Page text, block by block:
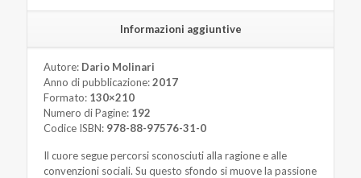
Informazioni aggiuntive
Autore: Dario Molinari
Anno di pubblicazione:2017
Formato: 130×210
Numero di Pagine: 192
Codice ISBN: 978-88-97576-31-0
Il cuore segue percorsi sconosciuti alla ragione e alle
convenzioni sociali. Su questo sfondo si muove la passione